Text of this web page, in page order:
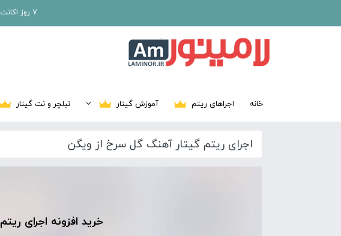
7 روز اکانت لامینور رایگان فقط با ثبت نام در سایت
خانه اجراهای ریتم آموزش گیتار تبلچر و نت گیتار
اجرای ریتم گیتار آهنگ گل سرخ از ویگن
خرید افزونه اجرای ریتم